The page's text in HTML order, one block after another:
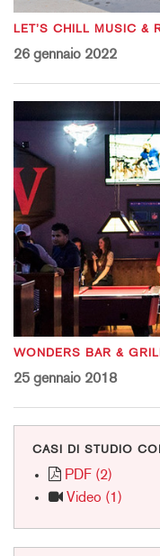
LET’S CHILL MUSIC &
26 gennaio 2022
WONDERS BAR &
25 gennaio 2018
CASI DI STUDIO
PDF (2)
Video (1)